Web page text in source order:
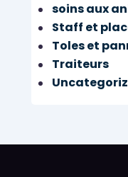
soins aux
Staff et
Toles et
Traiteurs